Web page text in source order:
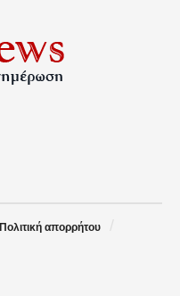
Πολιτική απορρήτου